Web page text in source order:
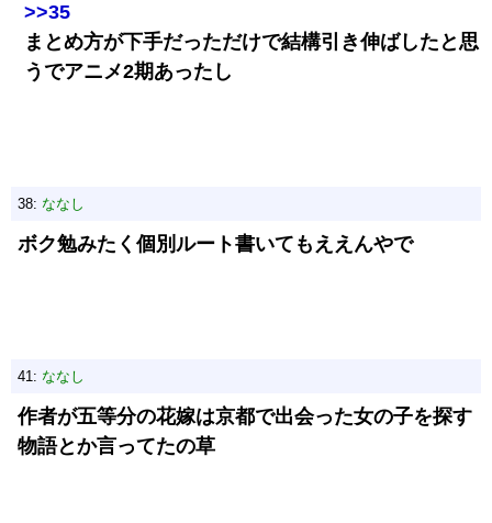
>>35
まとめ方が下手だっただけで結構引き伸ばしたと思
うでアニメ2期あったし
38: ななし
ボク勉みたく個別ルート書いてもええんやで
41: ななし
作者が五等分の花嫁は京都で出会った女の子を探す
物語とか言ってたの草